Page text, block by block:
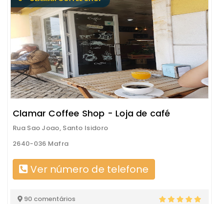
Clamar Coffee Shop - Loja de café
Rua Sao Joao, Santo Isidoro
2640-036 Mafra
Ver número de telefone
90 comentários